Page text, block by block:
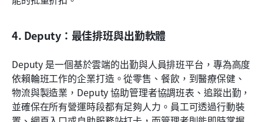
4. Deputy：最佳排班與出勤軟體
Deputy 是一個基於雲端的出勤與人員排班平台，專為高度
依賴輪班工作的企業打造。從零售、餐飲，到醫療保健、
物流與製造業，Deputy 協助管理者協調班表、追蹤出勤，
並確保在所有營運時段都有足夠人力。員工可透過行動裝